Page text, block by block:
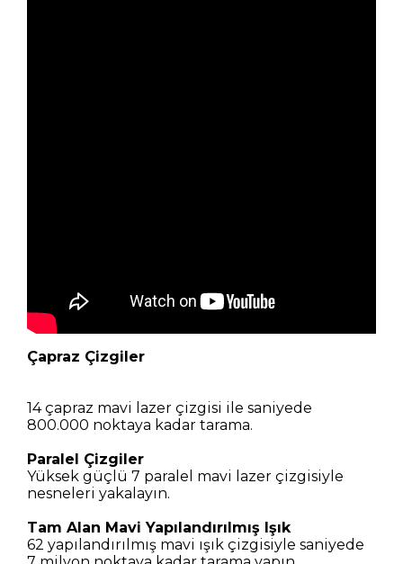
Çapraz Çizgiler
14 çapraz mavi lazer çizgisi ile saniyede
800.000 noktaya kadar tarama.
Paralel Çizgiler
Yüksek güçlü 7 paralel mavi lazer çizgisiyle
nesneleri yakalayın.
Tam Alan Mavi Yapılandırılmış Işık
62 yapılandırılmış mavi ışık çizgisiyle saniyede